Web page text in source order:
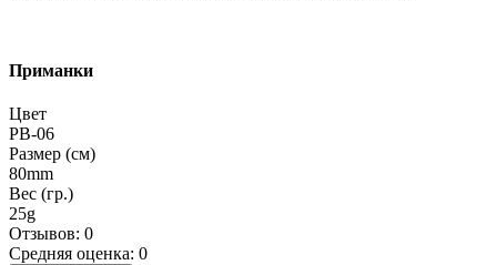
Приманки
Цвет
PB-06
Размер (см)
80mm
Вес (гр.)
25g
Отзывов: 0
Средняя оценка: 0